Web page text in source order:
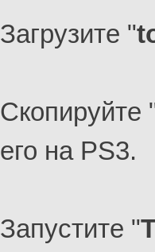
Загрузите "
Скопируйте
его на PS3.
Запустите "